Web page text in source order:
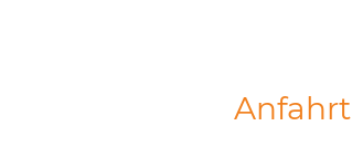
Anfahrt